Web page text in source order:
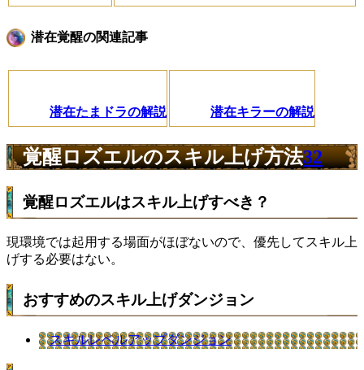
潜在覚醒の関連記事
潜在たまドラの解説 潜在キラーの解説
覚醒ロズエルのスキル上げ方法32
覚醒ロズエルはスキル上げすべき？
現環境では起用する場面がほぼないので、優先してスキル上
げする必要はない。
おすすめのスキル上げダンジョン
スキルレベルアップダンジョン